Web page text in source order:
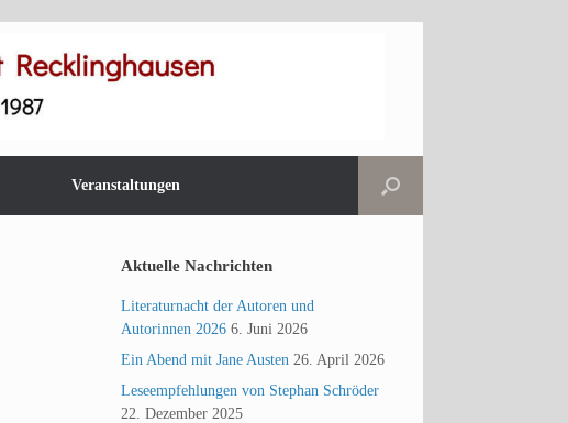
Veranstaltungen
Aktuelle Nachrichten
Literaturnacht der Autoren und
Autorinnen 2026 6. Juni 2026
Ein Abend mit Jane Austen 26. April 2026
Leseempfehlungen von Stephan Schröder
22. Dezember 2025